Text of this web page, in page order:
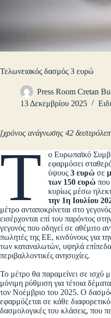
Τελωνειακός δασμός 3 ευρώ
Press Room Cretan
13 Δεκεμβρίου 2025
[χρόνος ανάγνωσης 42
Τ
ο Ευρωπαϊκό
εφαρμόσει
ύψους3 ευρώ σε
των 150 ευρώ που
κυρίως μέσω
την 1η Ιουλίου
μέτρο ανταποκρίνεται στο
εισέρχονται επί του παρόντος
γεγονός που οδηγεί σε αθέμιτο
πωλητές της ΕΕ, κινδύνους για
των καταναλωτών, υψηλά επίπεδα
περιβαλλοντικές ανησυχίες.
Το μέτρο θα παραμείνει σε ισχύ
μόνιμη ρύθμιση για τέτοια
τον Νοέμβριο του 2025. Ο
εφαρμόζεται σε κάθε
δασμολογικές του κλάσεις, που